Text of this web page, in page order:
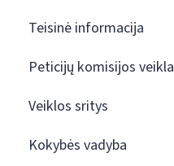
Teisinė informacija
Peticijų komisijos veikla
Veiklos sritys
Kokybės vadyba